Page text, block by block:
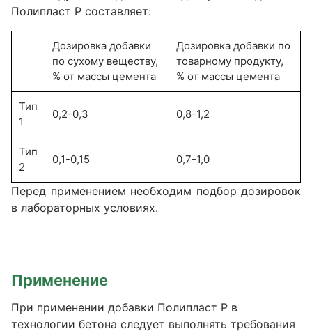
Полипласт Р составляет:
Дозировка добавки
по сухому веществу,
% от массы цемента
Дозировка добавки по
товарному продукту,
% от массы цемента
Тип
1
0,2-0,3 0,8-1,2
Тип
2
0,1-0,15 0,7-1,0
Перед применением необходим подбор дозировок
в лабораторных условиях.
Применение
При применении добавки Полипласт Р в
технологии бетона следует выполнять требования